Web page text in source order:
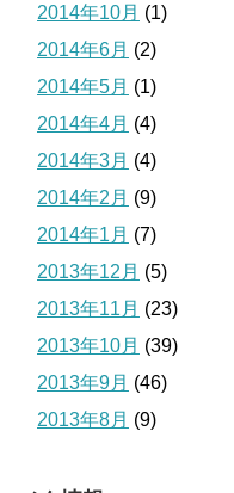
2014年10月 (1)
2014年6月 (2)
2014年5月 (1)
2014年4月 (4)
2014年3月 (4)
2014年2月 (9)
2014年1月 (7)
2013年12月 (5)
2013年11月 (23)
2013年10月 (39)
2013年9月 (46)
2013年8月 (9)